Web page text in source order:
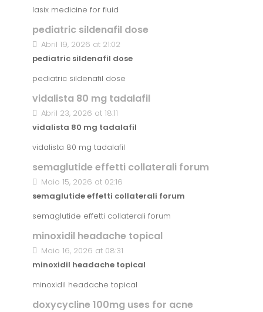
lasix medicine for fluid
pediatric sildenafil dose
Abril 19, 2026 at 21:02
pediatric sildenafil dose
pediatric sildenafil dose
vidalista 80 mg tadalafil
Abril 23, 2026 at 18:11
vidalista 80 mg tadalafil
vidalista 80 mg tadalafil
semaglutide effetti collaterali forum
Maio 15, 2026 at 02:16
semaglutide effetti collaterali forum
semaglutide effetti collaterali forum
minoxidil headache topical
Maio 16, 2026 at 08:31
minoxidil headache topical
minoxidil headache topical
doxycycline 100mg uses for acne